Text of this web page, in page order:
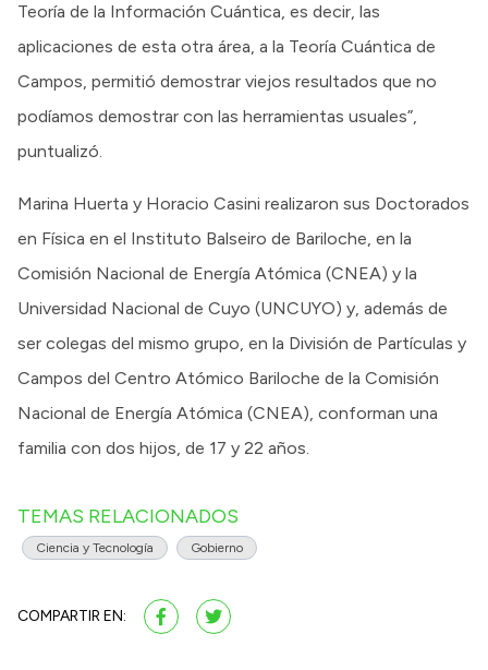
Teoría de la Información Cuántica, es decir, las
aplicaciones de esta otra área, a la Teoría Cuántica de
Campos, permitió demostrar viejos resultados que no
podíamos demostrar con las herramientas usuales”,
puntualizó.
Marina Huerta y Horacio Casini realizaron sus Doctorados
en Física en el Instituto Balseiro de Bariloche, en la
Comisión Nacional de Energía Atómica (CNEA) y la
Universidad Nacional de Cuyo (UNCUYO) y, además de
ser colegas del mismo grupo, en la División de Partículas y
Campos del Centro Atómico Bariloche de la Comisión
Nacional de Energía Atómica (CNEA), conforman una
familia con dos hijos, de 17 y 22 años.
TEMAS RELACIONADOS
Ciencia y Tecnología Gobierno
COMPARTIR EN: